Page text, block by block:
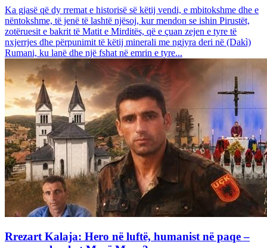
Ka gjasë që dy rremat e historisë së këtij vendi, e mbitokshme dhe e
nëntokshme, të jenë të lashtë njësoj, kur mendon se ishin Pirustët,
zotëruesit e bakrit të Matit e Mirditës, që e çuan zejen e tyre të
nxjerrjes dhe përpunimit të këtij minerali me ngjyra deri në (Dakì)
Rumani, ku lanë dhe një fshat në emrin e tyre...
Rrezart Kalaja: Hero në luftë, humanist në paqe –